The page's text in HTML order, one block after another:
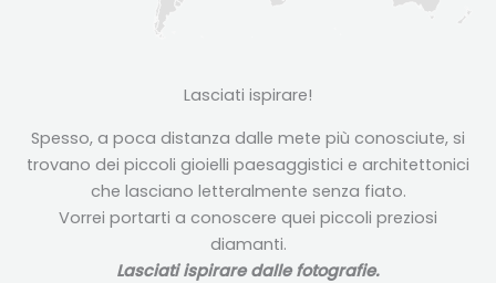
Lasciati ispirare!
Spesso, a poca distanza dalle mete più conosciute, si
trovano dei piccoli gioielli paesaggistici e architettonici
che lasciano letteralmente senza fiato.
Vorrei portarti a conoscere quei piccoli preziosi
diamanti.
Lasciati ispirare dalle fotografie.